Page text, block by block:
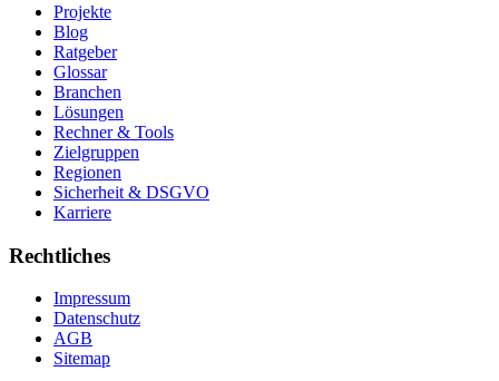
Projekte
Blog
Ratgeber
Glossar
Branchen
Lösungen
Rechner & Tools
Zielgruppen
Regionen
Sicherheit & DSGVO
Karriere
Rechtliches
Impressum
Datenschutz
AGB
Sitemap